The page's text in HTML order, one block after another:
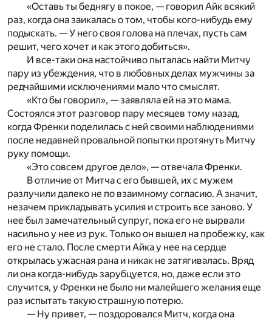
«Оставь ты беднягу в покое, — говорил Айк всякий
раз, когда она заикалась о том, чтобы кого-нибудь ему
подыскать. — У него своя голова на плечах, пусть сам
решит, чего хочет и как этого добиться».
И все-таки она настойчиво пыталась найти Митчу
пару из убеждения, что в любовных делах мужчины за
редчайшими исключениями мало что смыслят.
«Кто бы говорил», — заявляла ей на это мама.
Состоялся этот разговор пару месяцев тому назад,
когда Френки поделилась с ней своими наблюдениями
после недавней провальной попытки протянуть Митчу
руку помощи.
«Это совсем другое дело», — отвечала Френки.
В отличие от Митча с его бывшей, их с мужем
разлучили далеко не по взаимному согласию. А значит,
незачем прикладывать усилия и строить все заново. У
нее был замечательный супруг, пока его не вырвали
насильно у нее из рук. Только он вышел на пробежку, как
его не стало. После смерти Айка у нее на сердце
открылась ужасная рана и никак не затягивалась. Вряд
ли она когда-нибудь зарубцуется, но, даже если это
случится, у Френки не было ни малейшего желания еще
раз испытать такую страшную потерю.
— Ну привет, — поздоровался Митч, когда она